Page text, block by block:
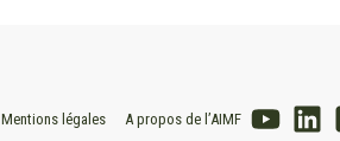
Mentions légales A propos de l’AIMF